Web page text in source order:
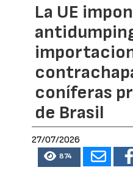
La UE
coníferas
de Brasil
27/07/2026
874